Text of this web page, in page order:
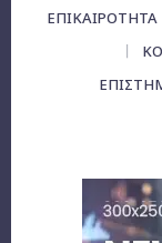
ΕΠΙΚΑΙΡΌΤΗΤΑ